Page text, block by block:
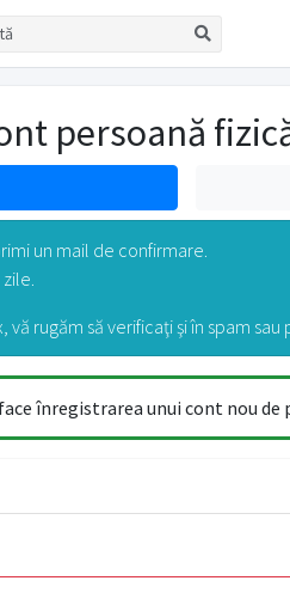
persoană
un mail de confirmare.
rugăm să verificaţi şi în spam sau
înregistrarea unui cont nou